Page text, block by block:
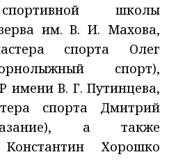
школы
им. В. И. Махова,
спорта Олег
спорт),
имени В. Г. Путинцева,
спорта Дмитрий
а также
Константин Хорошко